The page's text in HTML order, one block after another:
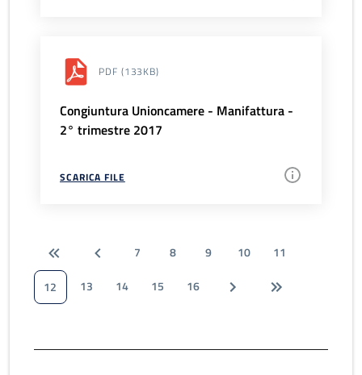
PDF (133KB)
Congiuntura Unioncamere - Manifattura -
2° trimestre 2017
SCARICA FILE
7 8 9 10
11
12
13 14 15 16